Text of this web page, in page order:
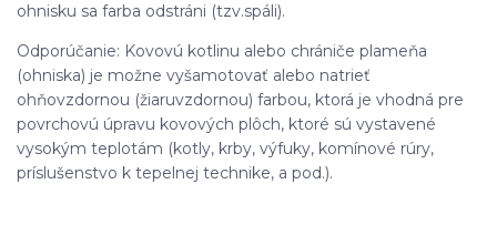
ohnisku sa farba odstráni (tzv.spáli).
Odporúčanie: Kovovú kotlinu alebo chrániče plameňa
(ohniska) je možne vyšamotovať alebo natrieť
ohňovzdornou (žiaruvzdornou) farbou, ktorá je vhodná pre
povrchovú úpravu kovových plôch, ktoré sú vystavené
vysokým teplotám (kotly, krby, výfuky, komínové rúry,
príslušenstvo k tepelnej technike, a pod.).